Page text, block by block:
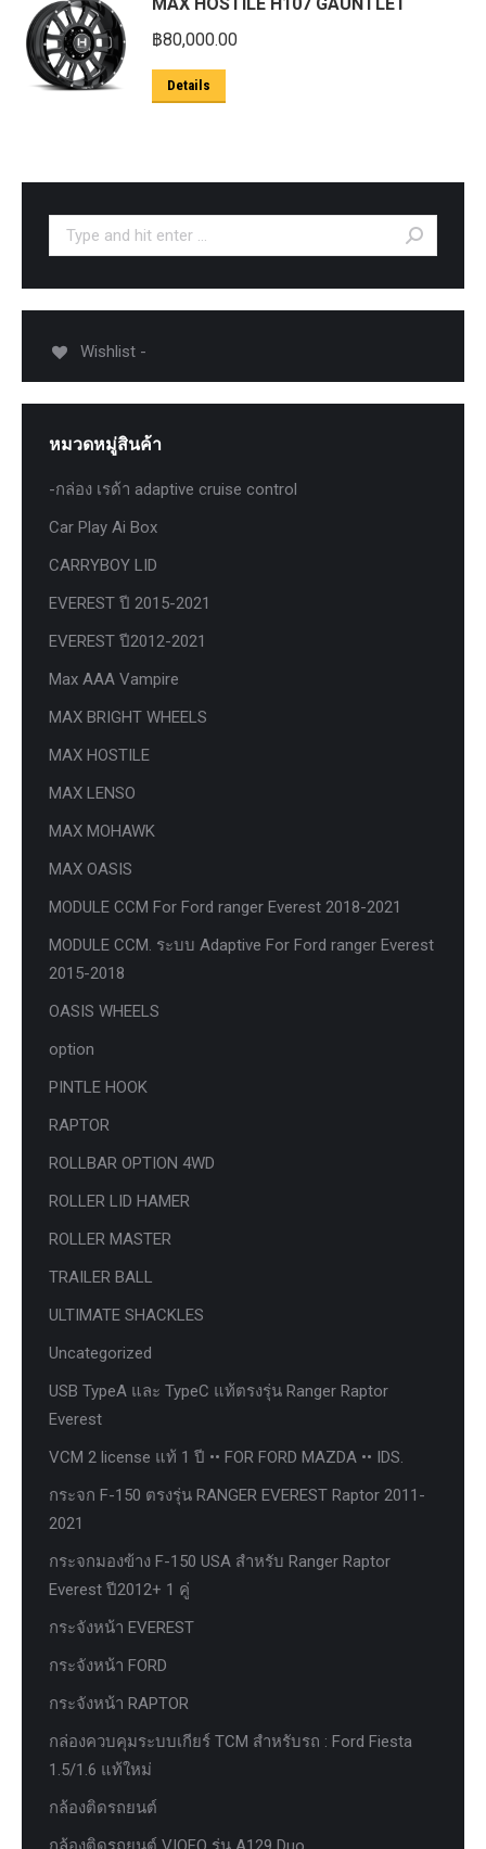
฿80,000.00
Details
Search:
Wishlist -
หมวดหมู่สินค้า
-กล่อง เรด้า adaptive cruise control
Car Play Ai Box
CARRYBOY LID
EVEREST ปี 2015-2021
EVEREST ปี2012-2021
Max AAA Vampire
MAX BRIGHT WHEELS
MAX HOSTILE
MAX LENSO
MAX MOHAWK
MAX OASIS
MODULE CCM For Ford ranger Everest 2018-2021
MODULE CCM. ระบบ Adaptive For Ford ranger Everest
2015-2018
OASIS WHEELS
option
PINTLE HOOK
RAPTOR
ROLLBAR OPTION 4WD
ROLLER LID HAMER
ROLLER MASTER
TRAILER BALL
ULTIMATE SHACKLES
Uncategorized
USB TypeA และ TypeC แท้ตรงรุ่น Ranger Raptor
Everest
VCM 2 license แท้ 1 ปี •• FOR FORD MAZDA •• IDS.
กระจก F-150 ตรงรุ่น RANGER EVEREST Raptor 2011-
2021
กระจกมองข้าง F-150 USA สำหรับ Ranger Raptor
Everest ปี2012+ 1 คู่
กระจังหน้า EVEREST
กระจังหน้า FORD
กระจังหน้า RAPTOR
กล่องควบคุมระบบเกียร์ TCM สำหรับรถ : Ford Fiesta
1.5/1.6 แท้ใหม่
กล้องติดรถยนต์